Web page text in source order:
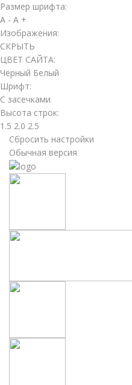
Размер шрифта:
A - A +
Изображения:
СКРЫТЬ
ЦВЕТ САЙТА:
Чёрный Белый
Шрифт:
С засечками
Высота строк:
1.5 2.0 2.5
Сбросить настройки
Обычная версия